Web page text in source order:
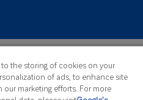
Главный офис:
телефон:+48 42
факс: +48 42 631
to the storing of cookies on your
of ads, to enhance site
our marketing efforts. For more